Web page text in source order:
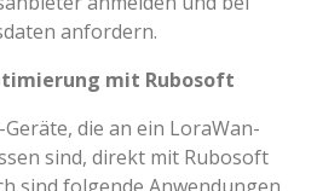
anfordern.
mit Rubosoft
die an ein LoraWan-
sind, direkt mit Rubosoft